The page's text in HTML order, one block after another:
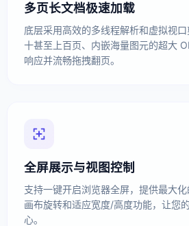
多页长文档极速加载
底层采用高效的多线程解析和虚拟视
十甚至上百页、内嵌海量图元的超大
响应并流畅拖拽翻页。
全屏展示与视图控制
支持一键开启浏览器全屏，提供最大
画布旋转和适应宽度/高度功能，让您
心。